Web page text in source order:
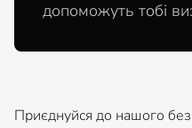
допоможуть тобі
Приєднуйся до нашого